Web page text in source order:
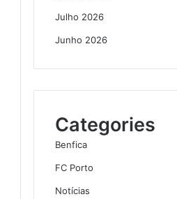
Julho 2026
Junho 2026
Categories
Benfica
FC Porto
Notícias